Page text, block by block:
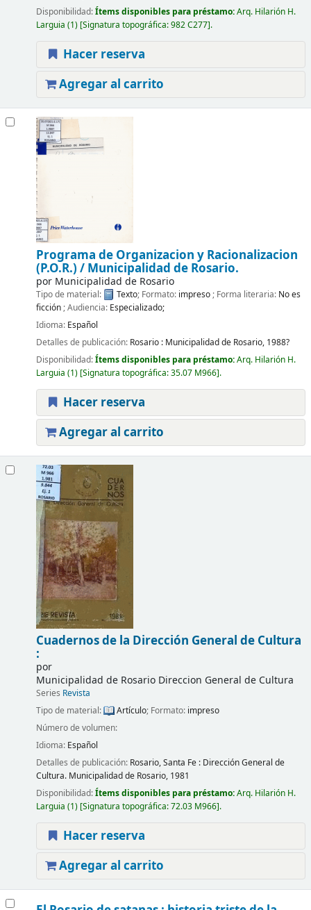
Disponibilidad:Ítems disponibles para préstamo:Arq. Hilarión H.
Larguia (1) Signatura topográfica:982 C277 .
Hacer reserva
Agregar al carrito
Programa de Organizacion y Racionalizacion
(P.O.R.) / Municipalidad de Rosario.
por Municipalidad de Rosario
Tipo de material: Texto; Formato: impreso ; Forma literaria: No es
ficción ; Audiencia: Especializado;
Idioma: Español
Detalles de publicación: Rosario : Municipalidad de Rosario, 1988?
Disponibilidad:Ítems disponibles para préstamo:Arq. Hilarión H.
Larguia (1) Signatura topográfica:35.07 M966 .
Hacer reserva
Agregar al carrito
Cuadernos de la Dirección General de Cultura
:
por
Municipalidad de Rosario Direccion General de Cultura
Series Revista
Tipo de material:
Artículo; Formato: impreso
Número de volumen:
Idioma: Español
Detalles de publicación: Rosario, Santa Fe : Dirección General de
Cultura. Municipalidad de Rosario, 1981
Disponibilidad:Ítems disponibles para préstamo:Arq. Hilarión H.
Larguia (1) Signatura topográfica:72.03 M966 .
Hacer reserva
Agregar al carrito